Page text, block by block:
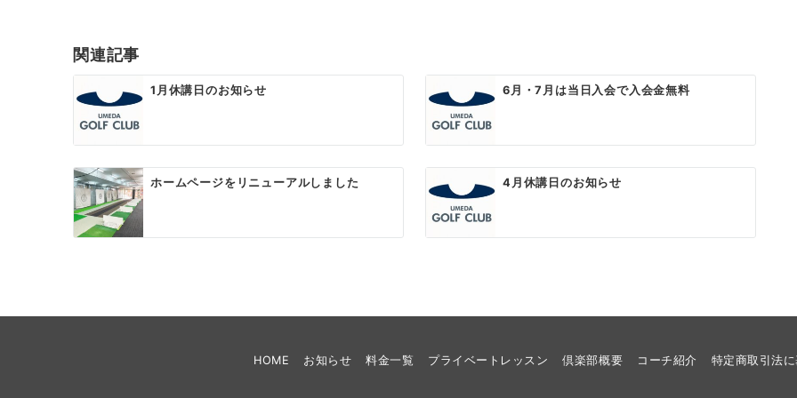
関連記事
1月休講日のお知らせ 6月・7月は当日入会で入会金無料
ホームページをリニューアルしました 4月休講日のお知らせ
HOME お知らせ 料金一覧 プライベートレッスン 倶楽部概要 コーチ紹介 特定商取引法